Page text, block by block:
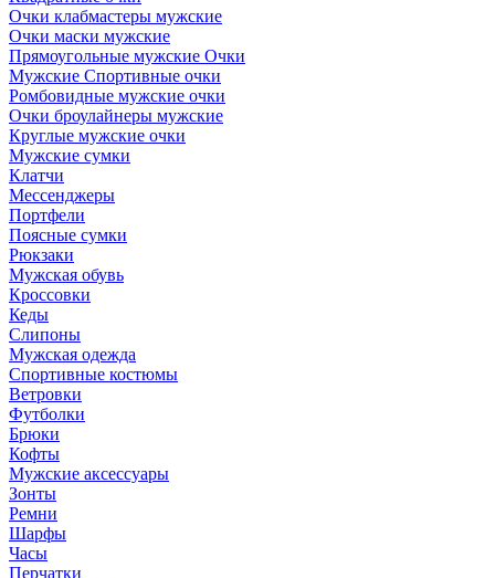
Очки клабмастеры мужские
Очки маски мужские
Прямоугольные мужские Очки
Мужские Спортивные очки
Ромбовидные мужские очки
Очки броулайнеры мужские
Круглые мужские очки
Мужские сумки
Клатчи
Мессенджеры
Портфели
Поясные сумки
Рюкзаки
Мужская обувь
Кроссовки
Кеды
Слипоны
Мужская одежда
Спортивные костюмы
Ветровки
Футболки
Брюки
Кофты
Мужские аксессуары
Зонты
Ремни
Шарфы
Часы
Перчатки